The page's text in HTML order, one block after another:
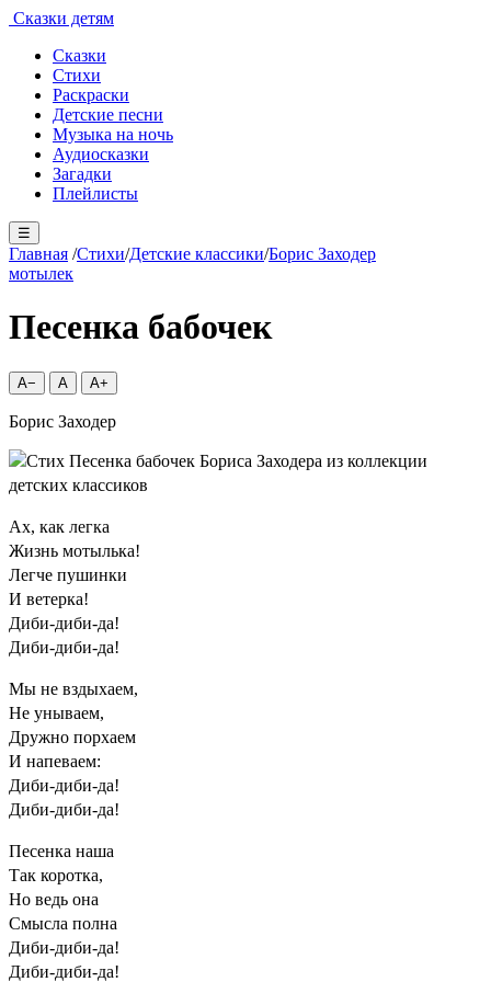
Сказки детям
Сказки
Стихи
Раскраски
Детские песни
Музыка на ночь
Аудиосказки
Загадки
Плейлисты
☰
Главная /Стихи/Детские классики/Борис Заходер
мотылек
Песенка бабочек
A− A A+
Борис Заходер
Ах, как легка
Жизнь мотылька!
Легче пушинки
И ветерка!
Диби-диби-да!
Диби-диби-да!
Мы не вздыхаем,
Не унываем,
Дружно порхаем
И напеваем:
Диби-диби-да!
Диби-диби-да!
Песенка наша
Так коротка,
Но ведь она
Смысла полна
Диби-диби-да!
Диби-диби-да!